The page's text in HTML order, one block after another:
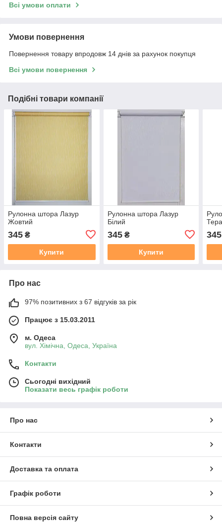
Всі умови оплати
Умови повернення
Повернення товару впродовж 14 днів за рахунок покупця
Всі умови повернення
Подібні товари компанії
Рулонна штора Лазур
Жовтий
345 ₴
Купити
Рулонна штора Лазур
Білий
345₴
Купити
345
Про нас
97% позитивних з 67 відгуків за рік
Працює з 15.03.2011
м. Одеса
вул. Хiмiчна, Одеса, Україна
Контакти
Сьогодні вихідний
Показати весь графік роботи
Про нас
Контакти
Доставка та оплата
Графік роботи
Повна версія сайту